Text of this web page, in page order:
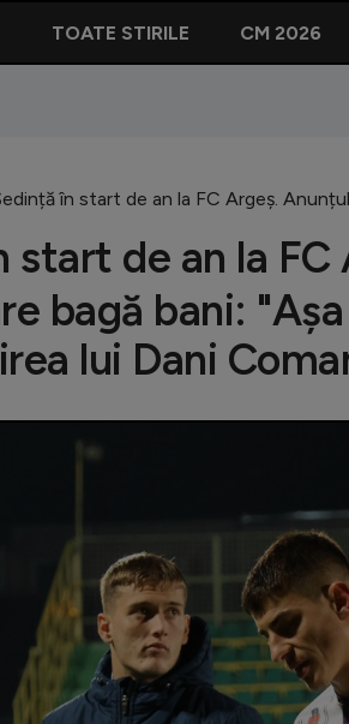
TOATE STIRILE CM 2026
în start de an la FC Argeș.
start de an la
bagă bani:
lui Dani